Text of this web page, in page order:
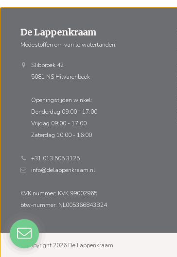
De Lappenkraam
Modestoffen om van te watertanden!
Slibbroek 42
5081 NS Hilvarenbeek
Openingstijden winkel:
Donderdag 09:00 - 17:00
Vrijdag 09:00 - 17:00
Zaterdag 10:00 - 16:00
+31 013 505 3125
info@delappenkraam.nl
KVK nummer: KVK 99002965
btw-nummer: NL005366843B24
© Copyright 2026 De Lappenkraam